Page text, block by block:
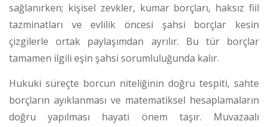
sağlanırken; kişisel zevkler, kumar borçları, haksız fiil
tazminatları ve evlilik öncesi şahsi borçlar kesin
çizgilerle ortak paylaşımdan ayrılır. Bu tür borçlar
tamamen ilgili eşin şahsi sorumluluğunda kalır.
Hukuki süreçte borcun niteliğinin doğru tespiti, sahte
borçların ayıklanması ve matematiksel hesaplamaların
doğru yapılması hayati önem taşır. Muvazaalı